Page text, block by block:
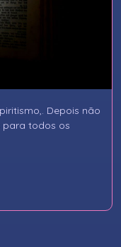
Depois não
para todos os